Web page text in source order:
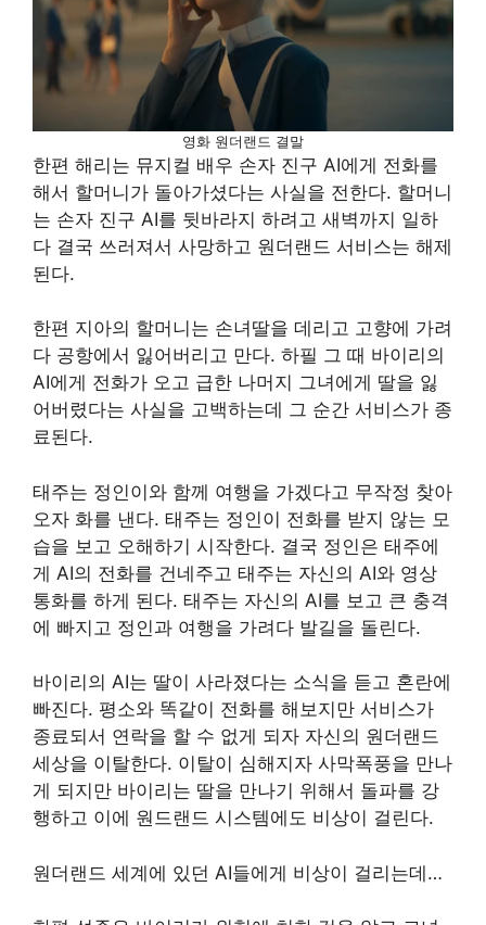
영화 원더랜드 결말
한편 해리는 뮤지컬 배우 손자 진구 AI에게 전화를
해서 할머니가 돌아가셨다는 사실을 전한다. 할머니
는 손자 진구 AI를 뒷바라지 하려고 새벽까지 일하
다 결국 쓰러져서 사망하고 원더랜드 서비스는 해제
된다.
한편 지아의 할머니는 손녀딸을 데리고 고향에 가려
다 공항에서 잃어버리고 만다. 하필 그 때 바이리의
AI에게 전화가 오고 급한 나머지 그녀에게 딸을 잃
어버렸다는 사실을 고백하는데 그 순간 서비스가 종
료된다.
태주는 정인이와 함께 여행을 가겠다고 무작정 찾아
오자 화를 낸다. 태주는 정인이 전화를 받지 않는 모
습을 보고 오해하기 시작한다. 결국 정인은 태주에
게 AI의 전화를 건네주고 태주는 자신의 AI와 영상
통화를 하게 된다. 태주는 자신의 AI를 보고 큰 충격
에 빠지고 정인과 여행을 가려다 발길을 돌린다.
바이리의 AI는 딸이 사라졌다는 소식을 듣고 혼란에
빠진다. 평소와 똑같이 전화를 해보지만 서비스가
종료되서 연락을 할 수 없게 되자 자신의 원더랜드
세상을 이탈한다. 이탈이 심해지자 사막폭풍을 만나
게 되지만 바이리는 딸을 만나기 위해서 돌파를 강
행하고 이에 원드랜드 시스템에도 비상이 걸린다.
원더랜드 세계에 있던 AI들에게 비상이 걸리는데…